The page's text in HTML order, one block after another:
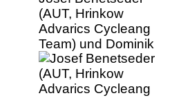
(AUT, Hrinkow
Advarics Cycleang
Team) und Dominik
Hrinkow (AUT,
Hrinkow Advarics
Cycleang Team)